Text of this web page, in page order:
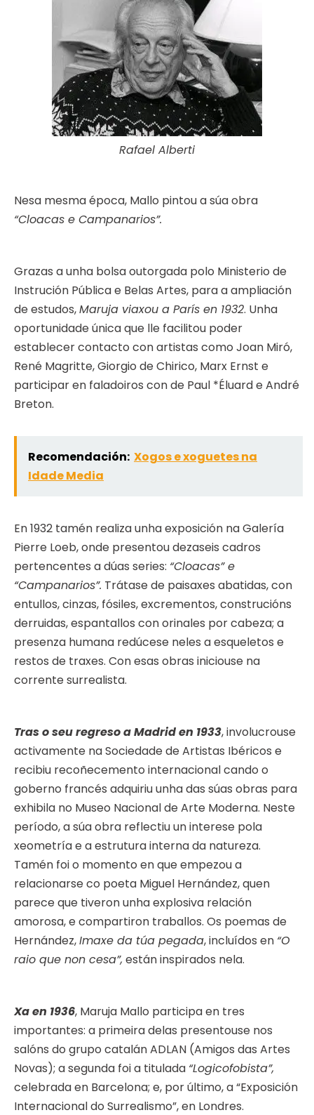
Rafael Alberti
Nesa mesma época, Mallo pintou a súa obra
“Cloacas e Campanarios”.
Grazas a unha bolsa outorgada polo Ministerio de
Instrución Pública e Belas Artes, para a ampliación
de estudos,Maruja viaxou a París en 1932. Unha
oportunidade única que lle facilitou poder
establecer contacto con artistas como Joan Miró,
René Magritte, Giorgio de Chirico, Marx Ernst e
participar en faladoiros con de Paul *Éluard e André
Breton.
Recomendación: Xogos e xoguetes na
Idade Media
En 1932 tamén realiza unha exposición na Galería
Pierre Loeb, onde presentou dezaseis cadros
pertencentes a dúas series: “Cloacas” e
“Campanarios”. Trátase de paisaxes abatidas, con
entullos, cinzas, fósiles, excrementos, construcións
derruidas, espantallos con orinales por cabeza; a
presenza humana redúcese neles a esqueletos e
restos de traxes. Con esas obras iniciouse na
corrente surrealista.
Tras o seu regreso a Madrid en 1933, involucrouse
activamente na Sociedade de Artistas Ibéricos e
recibiu recoñecemento internacional cando o
goberno francés adquiriu unha das súas obras para
exhibila no Museo Nacional de Arte Moderna. Neste
período, a súa obra reflectiu un interese pola
xeometría e a estrutura interna da natureza.
Tamén foi o momento en que empezou a
relacionarse co poeta Miguel Hernández, quen
parece que tiveron unha explosiva relación
amorosa, e compartiron traballos. Os poemas de
Hernández,Imaxe da túa pegada, incluídos en “O
raio que non cesa”, están inspirados nela.
Xa en 1936, Maruja Mallo participa en tres
importantes: a primeira delas presentouse nos
salóns do grupo catalán ADLAN (Amigos das Artes
Novas); a segunda foi a titulada “Logicofobista”,
celebrada en Barcelona; e, por último, a “Exposición
Internacional do Surrealismo”, en Londres.